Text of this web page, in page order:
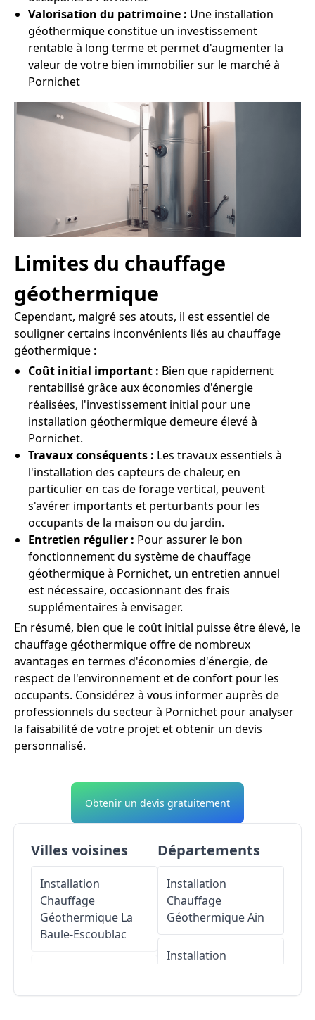
Valorisation du patrimoine : Une installation
géothermique constitue un investissement
rentable à long terme et permet d'augmenter la
valeur de votre bien immobilier sur le marché à
Pornichet
Limites du chauffage
géothermique
Cependant, malgré ses atouts, il est essentiel de
souligner certains inconvénients liés au chauffage
géothermique :
Coût initial important : Bien que rapidement
rentabilisé grâce aux économies d'énergie
réalisées, l'investissement initial pour une
installation géothermique demeure élevé à
Pornichet.
Travaux conséquents : Les travaux essentiels à
l'installation des capteurs de chaleur, en
particulier en cas de forage vertical, peuvent
s'avérer importants et perturbants pour les
occupants de la maison ou du jardin.
Entretien régulier : Pour assurer le bon
fonctionnement du système de chauffage
géothermique à Pornichet, un entretien annuel
est nécessaire, occasionnant des frais
supplémentaires à envisager.
En résumé, bien que le coût initial puisse être élevé, le
chauffage géothermique offre de nombreux
avantages en termes d'économies d'énergie, de
respect de l'environnement et de confort pour les
occupants. Considérez à vous informer auprès de
professionnels du secteur à Pornichet pour analyser
la faisabilité de votre projet et obtenir un devis
personnalisé.
Obtenir un devis gratuitement
Villes voisines
Installation
Chauffage
Géothermique La
Baule-Escoublac
Départements
Installation
Chauffage
GéothermiqueAin
Installation